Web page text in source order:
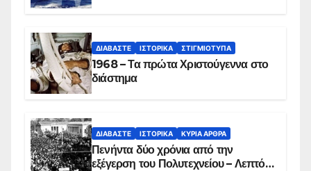
ΔΙΑΒΆΣΤΕ ΙΣΤΟΡΙΚΆ ΣΤΙΓΜΙΌΤΥΠΑ
1968 – Τα πρώτα Χριστούγεννα στο
διάστημα
ΔΙΑΒΆΣΤΕ ΙΣΤΟΡΙΚΆ ΚΥΡΙΑ ΑΡΘΡΑ
Πενήντα δύο χρόνια από την
εξέγερση του Πολυτεχνείου – Λεπτό